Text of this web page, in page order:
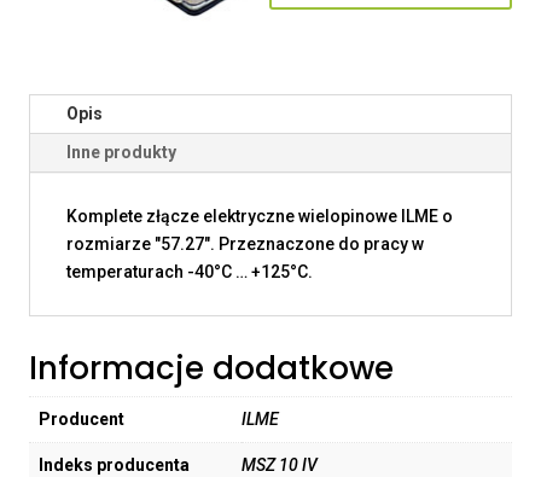
Opis
Inne produkty
Komplete złącze elektryczne wielopinowe ILME o
rozmiarze "57.27". Przeznaczone do pracy w
temperaturach -40°C … +125°C.
Informacje dodatkowe
Producent ILME
Indeks producenta MSZ 10 IV